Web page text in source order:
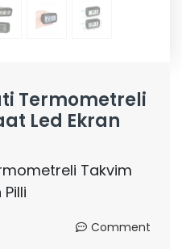
Termometreli
Led Ekran
Takvim
Comment